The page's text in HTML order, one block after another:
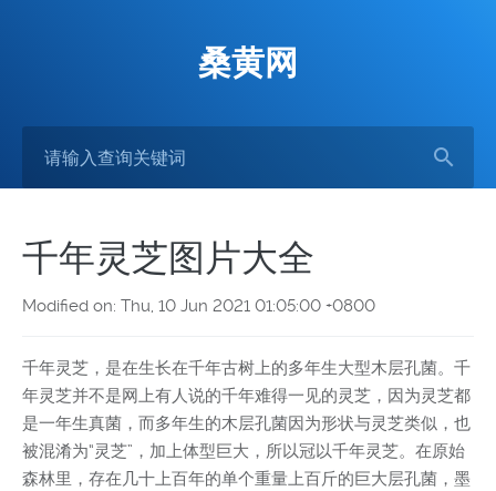
桑黄网
千年灵芝图片大全
Modified on: Thu, 10 Jun 2021 01:05:00 +0800
千年灵芝，是在生长在千年古树上的多年生大型木层孔菌。千
年灵芝并不是网上有人说的千年难得一见的灵芝，因为灵芝都
是一年生真菌，而多年生的木层孔菌因为形状与灵芝类似，也
被混淆为“灵芝”，加上体型巨大，所以冠以千年灵芝。在原始
森林里，存在几十上百年的单个重量上百斤的巨大层孔菌，墨